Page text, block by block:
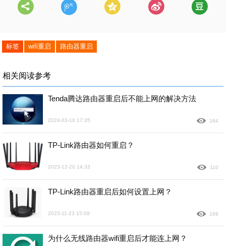
标签 wifi重启 路由器重启
相关阅读参考
Tenda腾达路由器重启后不能上网的解决方法
2024-03-10 17:35 164
TP-Link路由器如何重启？
2023-12-20 14:33 110
TP-Link路由器重启后如何设置上网？
2023-11-23 15:09 166
为什么无线路由器wifi重启后才能连上网？